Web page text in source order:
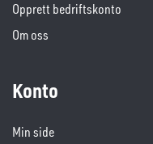
Opprett bedriftskonto
Om oss
Konto
Min side